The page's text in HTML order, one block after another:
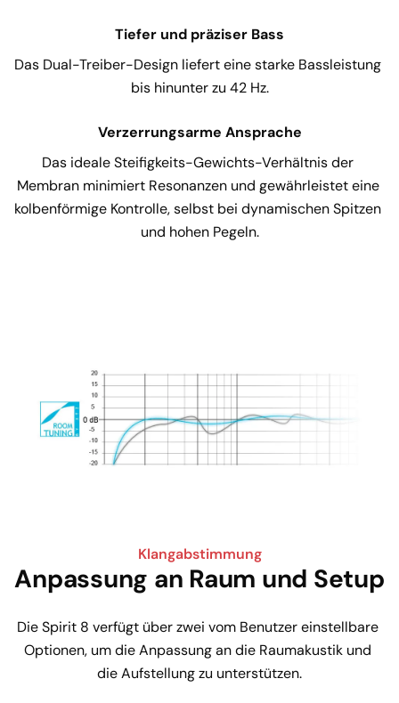
Tiefer und präziser Bass
Das Dual-Treiber-Design liefert eine starke Bassleistung
bis hinunter zu 42 Hz.
Verzerrungsarme Ansprache
Das ideale Steifigkeits-Gewichts-Verhältnis der
Membran minimiert Resonanzen und gewährleistet eine
kolbenförmige Kontrolle, selbst bei dynamischen Spitzen
und hohen Pegeln.
Klangabstimmung
Anpassung an Raum und Setup
Die Spirit 8 verfügt über zwei vom Benutzer einstellbare
Optionen, um die Anpassung an die Raumakustik und
die Aufstellung zu unterstützen.